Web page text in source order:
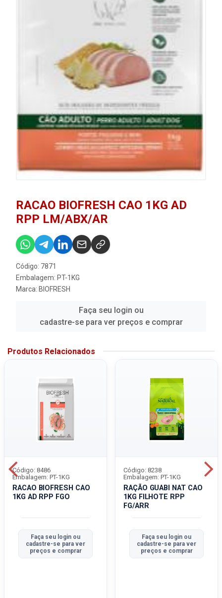
RACAO BIOFRESH CAO 1KG AD
RPP LM/ABX/AR
Código: 7871
Embalagem: PT-1KG
Marca: BIOFRESH
Faça seu login ou
cadastre-se para ver preços e comprar
Produtos Relacionados
RACAO BIOFRESH CAO
1KG AD RPP FGO
Código: 8486
Embalagem: PT-1KG
Faça seu login ou
cadastre-se para ver
preços e comprar
RAÇÃO GUABI NAT CAO
1KG FILHOTE RPP
FG/ARR
Código: 8238
Embalagem: PT-1KG
Faça seu login ou
cadastre-se para ver
preços e comprar